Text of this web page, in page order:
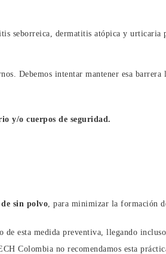
seborreica, dermatitis atópica y urticaria
Debemos intentar mantener esa
y/o cuerpos de seguridad.
sin polvo, para minimizar la formación
de esta medida preventiva, llegando
Colombia no recomendamos esta